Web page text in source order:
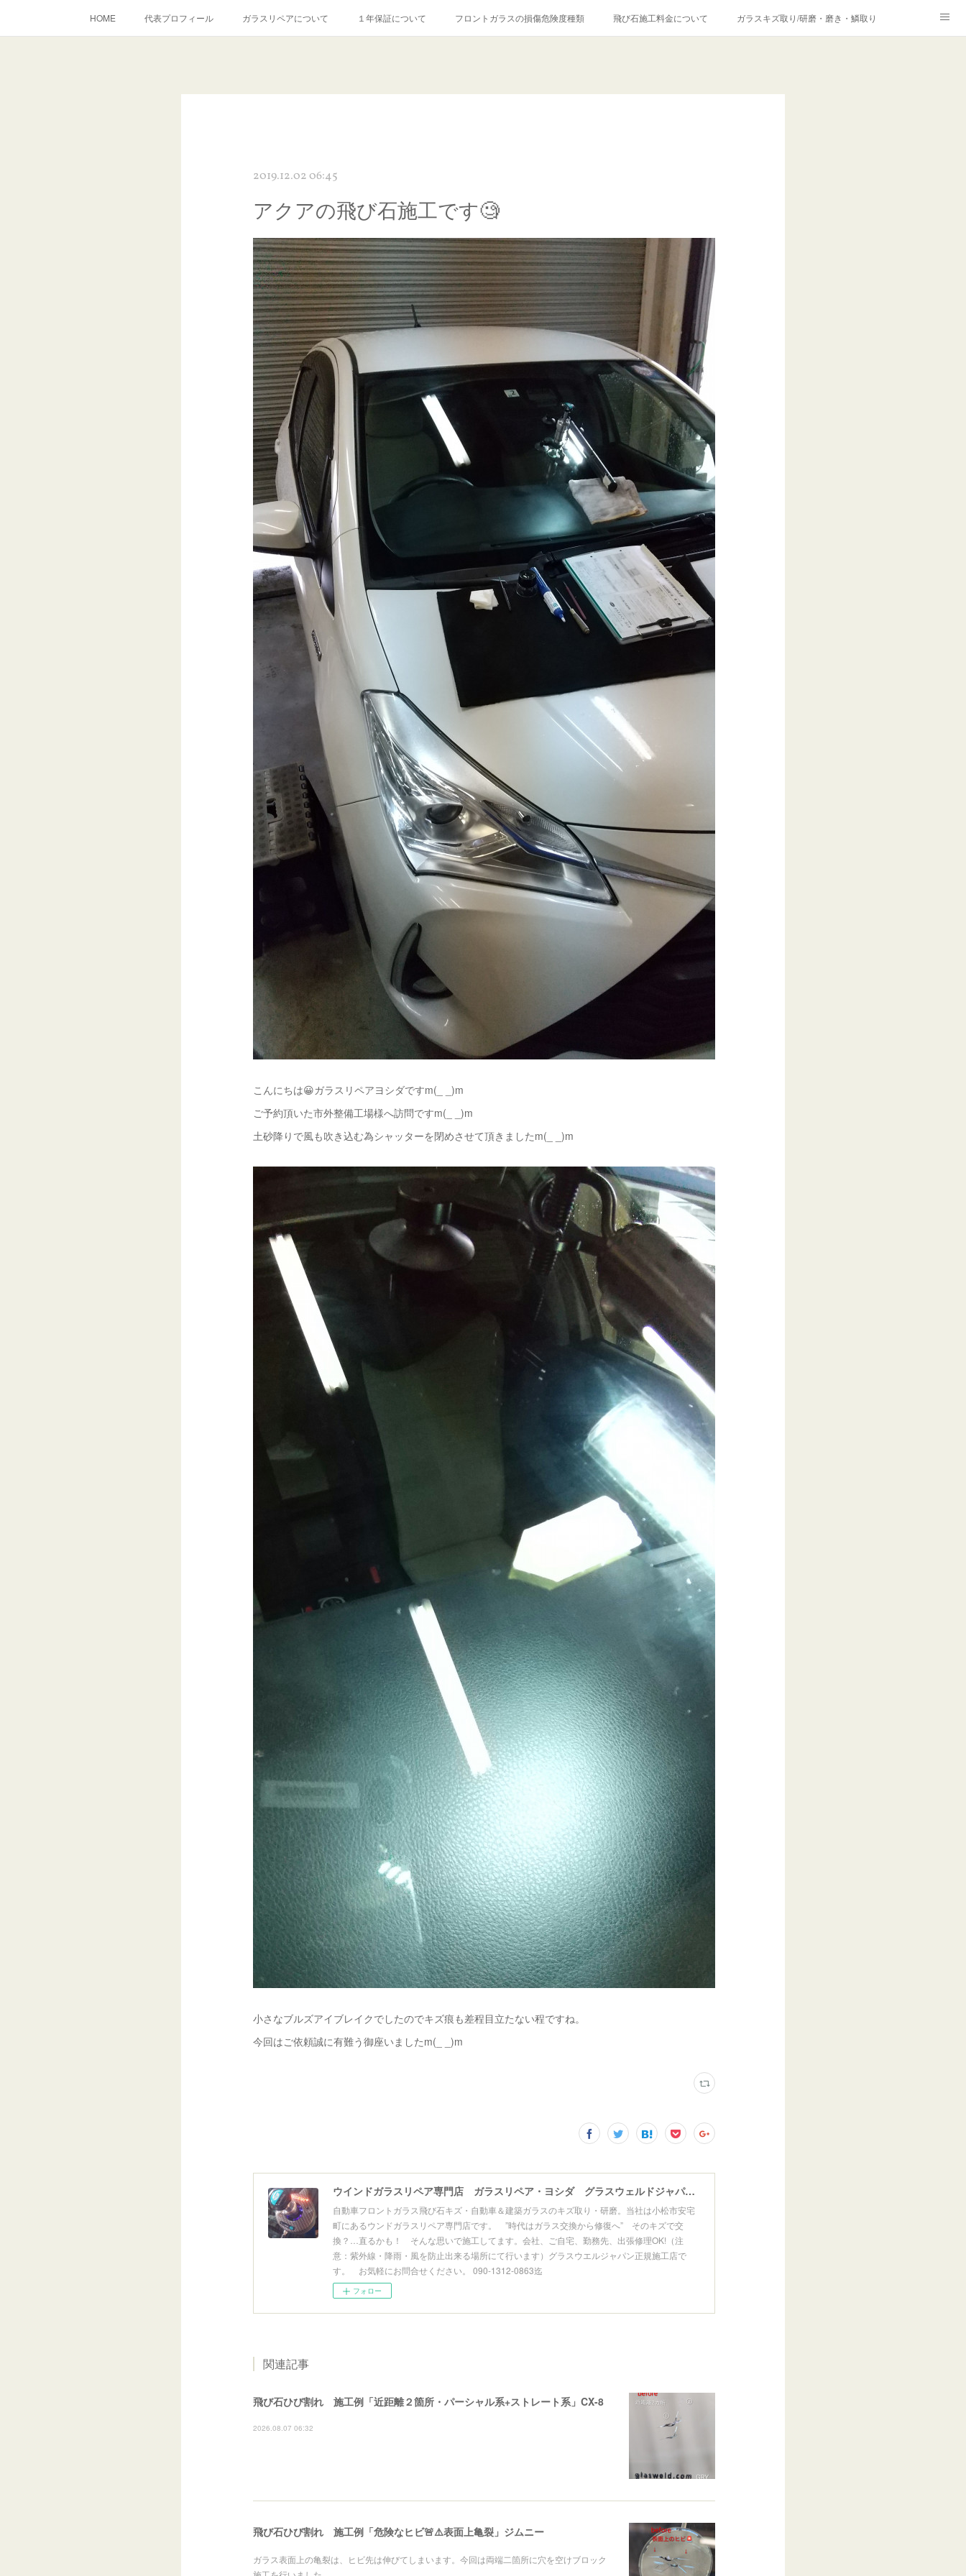
HOME 代表プロフィール ガラスリペアについて １年保証について フロントガラスの損傷危険度種類 飛び石施工料金について ガラスキズ取り/研磨・磨き・鱗取り
2019.12.02 06:45
アクアの飛び石施工です🧐
こんにちは😀ガラスリペアヨシダですm(_ _)m
ご予約頂いた市外整備工場様へ訪問ですm(_ _)m
土砂降りで風も吹き込む為シャッターを閉めさせて頂きましたm(_ _)m
小さなブルズアイブレイクでしたのでキズ痕も差程目立たない程ですね。
今回はご依頼誠に有難う御座いましたm(_ _)m
ウインドガラスリペア専門店 ガラスリペア・ヨシダ グラスウェルドジャパン 正規施工店 小松市
自動車フロントガラス飛び石キズ・自動車＆建築ガラスのキズ取り・研磨。当社は小松市安宅
町にあるウンドガラスリペア専門店です。 ”時代はガラス交換から修復へ” そのキズで交
換？…直るかも！ そんな思いで施工してます。会社、ご自宅、勤務先、出張修理OK!（注
意：紫外線・降雨・風を防止出来る場所にて行います）グラスウエルジャパン正規施工店で
す。 お気軽にお問合せください。 090-1312-0863迄
フォロー
関連記事
飛び石ひび割れ 施工例「近距離２箇所・パーシャル系+ストレート系」CX-8
2026.08.07 06:32
飛び石ひび割れ 施工例「危険なヒビ🚨⚠️表面上亀裂」ジムニー
ガラス表面上の亀裂は、ヒビ先は伸びてしまいます。今回は両端二箇所に穴を空けブロック